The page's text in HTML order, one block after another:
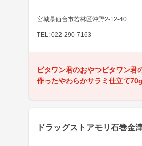
宮城県仙台市若林区沖野2-12-40
TEL: 022-290-7163
ビタワン君のおやつビタワン君
作ったやわらかサラミ仕立て70g
ドラッグストアモリ石巻金